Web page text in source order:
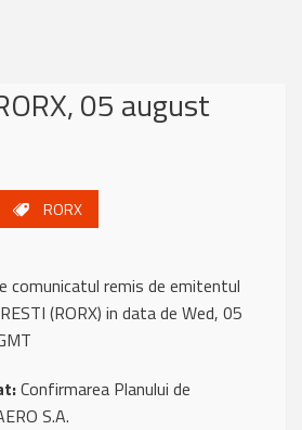
05 august
RORX
comunicatul remis de emitentul
(RORX) in data de Wed, 05
Confirmarea Planului de
S.A.